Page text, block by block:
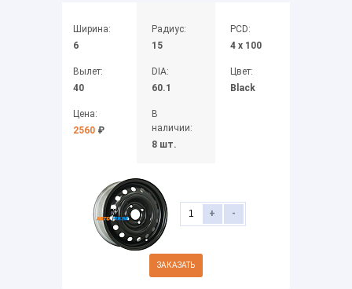
Ширина:
6
Вылет:
40
Цена:
2560 ₽
Радиус:
15
DIA:
60.1
В
наличии:
8 шт.
PCD:
4 x 100
Цвет:
Black
+ -
ЗАКАЗАТЬ